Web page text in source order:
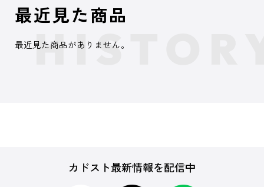
最近見た商品
最近見た商品がありません。
カドスト最新情報を配信中